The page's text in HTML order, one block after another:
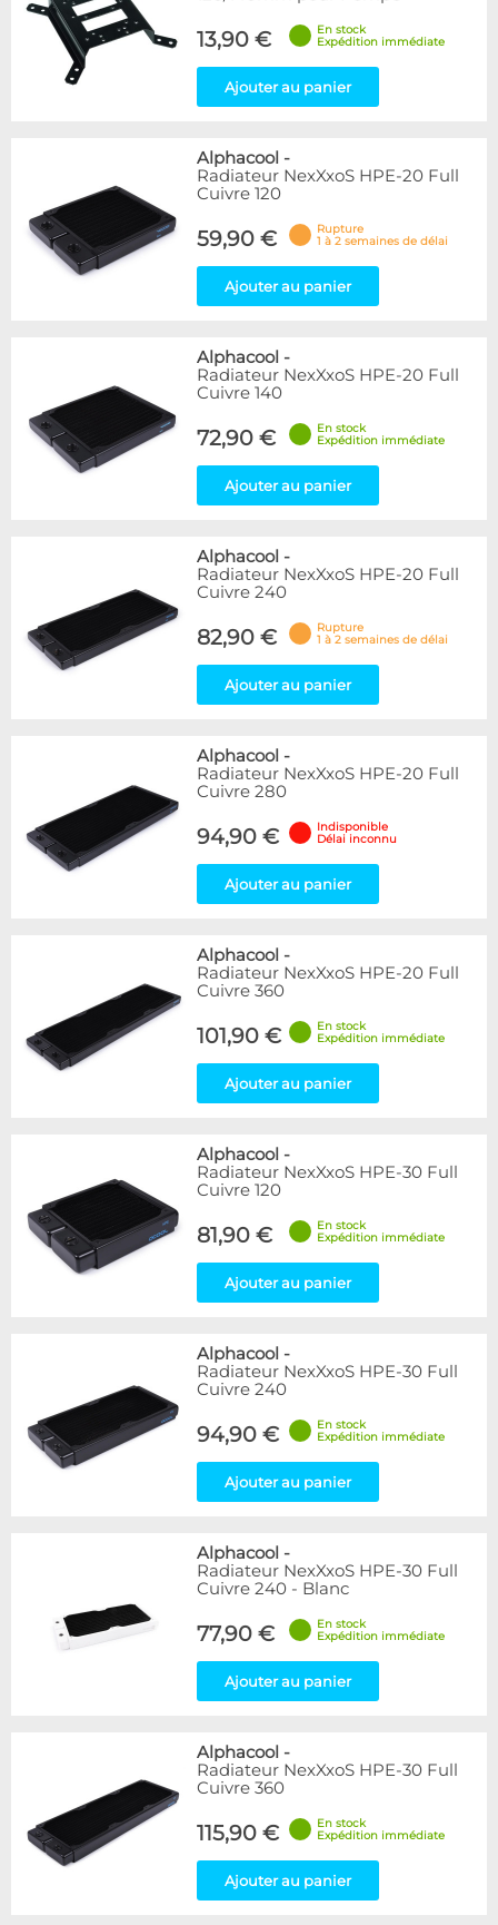
13,90 €
En stock
Expédition immédiate
Ajouter au panier
Alphacool -
Radiateur NexXxoS HPE-20 Full
Cuivre 120
59,90 €
Rupture
1 à 2 semaines de délai
Ajouter au panier
Alphacool -
Radiateur NexXxoS HPE-20 Full
Cuivre 140
72,90 €
En stock
Expédition immédiate
Ajouter au panier
Alphacool -
Radiateur NexXxoS HPE-20 Full
Cuivre 240
82,90 €
Rupture
1 à 2 semaines de délai
Ajouter au panier
Alphacool -
Radiateur NexXxoS HPE-20 Full
Cuivre 280
94,90 €
Indisponible
Délai inconnu
Ajouter au panier
Alphacool -
Radiateur NexXxoS HPE-20 Full
Cuivre 360
101,90 €
En stock
Expédition immédiate
Ajouter au panier
Alphacool -
Radiateur NexXxoS HPE-30 Full
Cuivre 120
81,90 €
En stock
Expédition immédiate
Ajouter au panier
Alphacool -
Radiateur NexXxoS HPE-30 Full
Cuivre 240
94,90 €
En stock
Expédition immédiate
Ajouter au panier
Alphacool -
Radiateur NexXxoS HPE-30 Full
Cuivre 240 - Blanc
77,90 €
En stock
Expédition immédiate
Ajouter au panier
Alphacool -
Radiateur NexXxoS HPE-30 Full
Cuivre 360
115,90 €
En stock
Expédition immédiate
Ajouter au panier